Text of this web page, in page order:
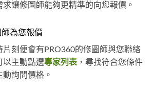
讓修圖師能夠更精準的向您報價。
為您報價
片刻便會有PRO360的修圖師與您聯絡
以主動點選專家列表 ，尋找符合您條件
詢問價格。